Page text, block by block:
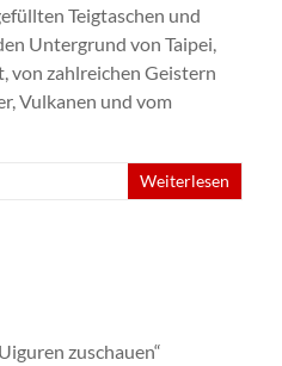
Teigtaschen und
Untergrund von Taipei,
von zahlreichen Geistern
Vulkanen und vom
Weiterlesen
zuschauen“